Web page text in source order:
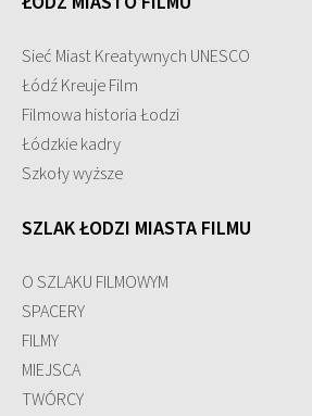
Sieć Miast Kreatywnych UNESCO
Łódź Kreuje Film
Filmowa historia Łodzi
Łódzkie kadry
Szkoły wyższe
SZLAK ŁODZI MIASTA FILMU
O SZLAKU FILMOWYM
SPACERY
FILMY
MIEJSCA
TWÓRCY